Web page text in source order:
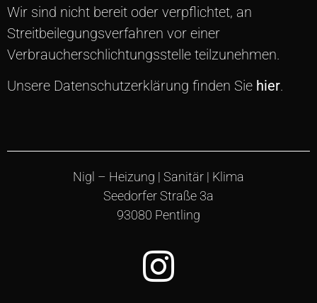
Wir sind nicht bereit oder verpflichtet, an
Streitbeilegungsverfahren vor einer
Verbraucherschlichtungsstelle teilzunehmen.
Unsere Datenschutzerklärung finden Sie hier.
Nigl – Heizung | Sanitär | Klima
Seedorfer Straße 3a
93080 Pentling